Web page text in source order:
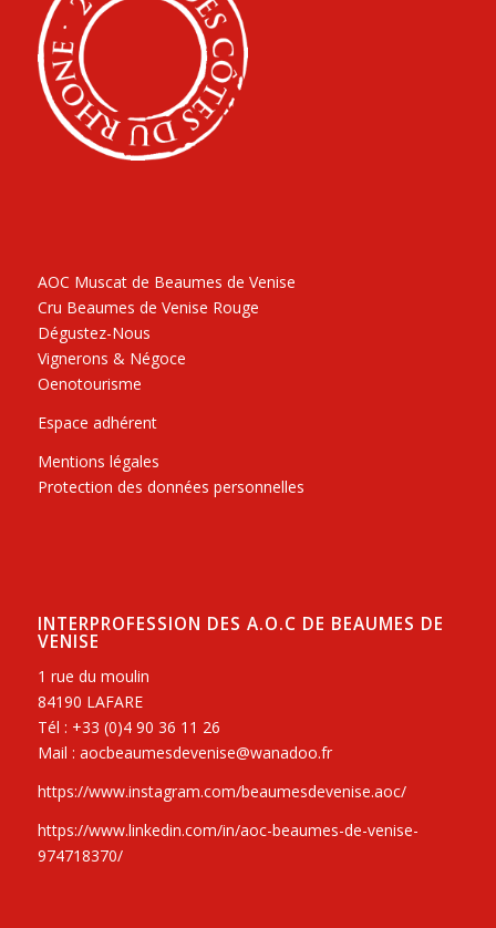
AOC Muscat de Beaumes de Venise
Cru Beaumes de Venise Rouge
Dégustez-Nous
Vignerons & Négoce
Oenotourisme
Espace adhérent
Mentions légales
Protection des données personnelles
INTERPROFESSION DES A.O.C DE BEAUMES DE
VENISE
1 rue du moulin
84190 LAFARE
Tél : +33 (0)4 90 36 11 26
Mail : aocbeaumesdevenise@wanadoo.fr
https://www.instagram.com/beaumesdevenise.aoc/
https://www.linkedin.com/in/aoc-beaumes-de-venise-
974718370/